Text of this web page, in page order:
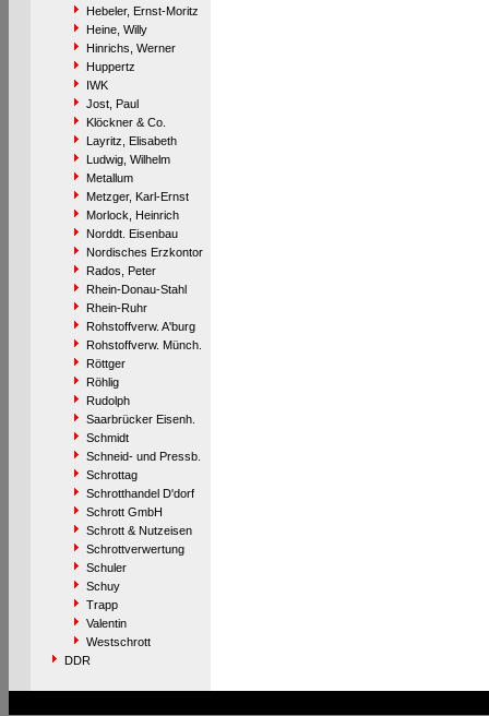
Hebeler, Ernst-Moritz
Heine, Willy
Hinrichs, Werner
Huppertz
IWK
Jost, Paul
Klöckner & Co.
Layritz, Elisabeth
Ludwig, Wilhelm
Metallum
Metzger, Karl-Ernst
Morlock, Heinrich
Norddt. Eisenbau
Nordisches Erzkontor
Rados, Peter
Rhein-Donau-Stahl
Rhein-Ruhr
Rohstoffverw. A'burg
Rohstoffverw. Münch.
Röttger
Röhlig
Rudolph
Saarbrücker Eisenh.
Schmidt
Schneid- und Pressb.
Schrottag
Schrotthandel D'dorf
Schrott GmbH
Schrott & Nutzeisen
Schrottverwertung
Schuler
Schuy
Trapp
Valentin
Westschrott
DDR